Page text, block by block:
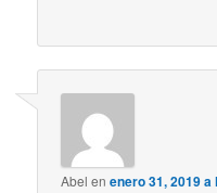
Abel enenero 31, 2019 a